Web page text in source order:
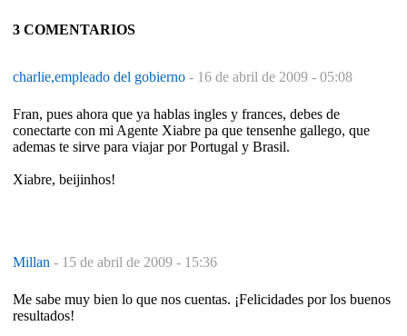
3 COMENTARIOS
charlie,empleado del gobierno - 16 de abril de 2009 - 05:08
Fran, pues ahora que ya hablas ingles y frances, debes de
conectarte con mi Agente Xiabre pa que tensenhe gallego, que
ademas te sirve para viajar por Portugal y Brasil.
Xiabre, beijinhos!
Millan - 15 de abril de 2009 - 15:36
Me sabe muy bien lo que nos cuentas. ¡Felicidades por los buenos
resultados!